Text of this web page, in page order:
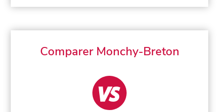
Comparer Monchy-Breton